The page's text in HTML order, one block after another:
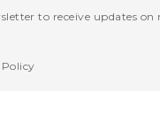
to receive updates on